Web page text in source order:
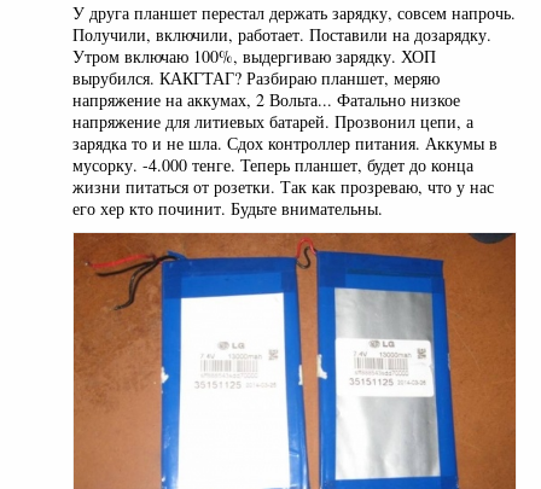
У друга планшет перестал держать зарядку, совсем напрочь.
Получили, включили, работает. Поставили на дозарядку.
Утром включаю 100%, выдергиваю зарядку. ХОП
вырубился. КАКГТАГ? Разбираю планшет, меряю
напряжение на аккумах, 2 Вольта... Фатально низкое
напряжение для литиевых батарей. Прозвонил цепи, а
зарядка то и не шла. Сдох контроллер питания. Аккумы в
мусорку. -4.000 тенге. Теперь планшет, будет до конца
жизни питаться от розетки. Так как прозреваю, что у нас
его хер кто починит. Будьте внимательны.